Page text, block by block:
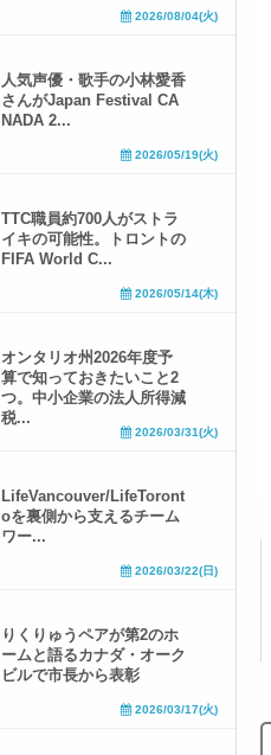
2026/08/04(火)
人気声優・歌手の小林愛香
さんがJapan Festival CA
NADA 2...
2026/05/19(火)
TTC職員約700人がストラ
イキの可能性。トロントの
FIFA World C...
2026/05/14(木)
オンタリオ州2026年度予
算で知っておきたいこと2
つ。中小企業の法人所得減
税...
2026/03/31(火)
LifeVancouver/LifeToront
oを裏側から支えるチーム
ワー...
2026/03/22(日)
りくりゅうペアが第2のホ
ームと語るカナダ・オーク
ビルで市長から表彰
2026/03/17(火)